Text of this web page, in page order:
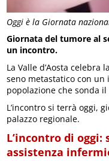
Oggi è la Giornata
Giornata del tumore al
un incontro.
La Valle d’Aosta
seno metastatico con
popolazione che sonda
L’incontro si terrà oggi,
palazzo regionale.
L’incontro di
assistenza